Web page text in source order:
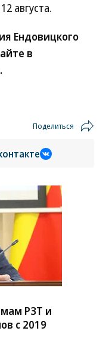
августа.
Ендовицкого
в
Поделиться
РЗТ и
с 2019